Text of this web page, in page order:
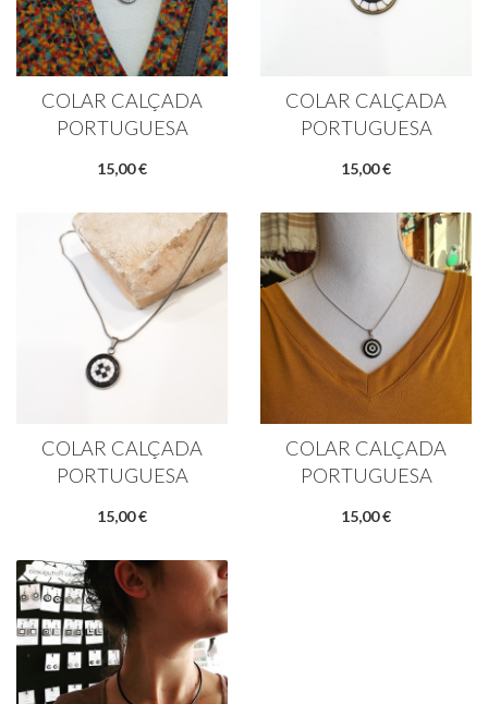
COLAR CALÇADA
PORTUGUESA
15,00 €
COLAR CALÇADA
PORTUGUESA
15,00 €
COLAR CALÇADA
PORTUGUESA
15,00 €
COLAR CALÇADA
PORTUGUESA
15,00 €